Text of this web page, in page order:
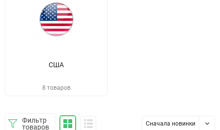
США
8 товаров
Фильтр
товаров
Сначала новинки